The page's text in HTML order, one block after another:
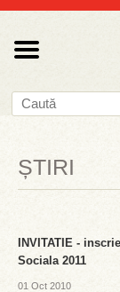
ȘTIRI
INVITATIE -
Sociala 2011
01 Oct 2010